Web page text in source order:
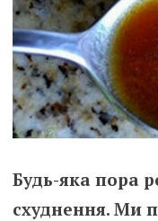
Будь-яка пора
схуднення. Ми